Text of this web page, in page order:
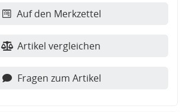
Auf den Merkzettel
Artikel vergleichen
Fragen zum Artikel